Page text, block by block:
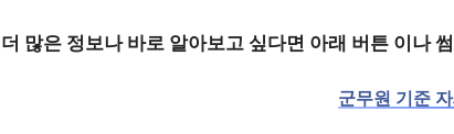
더 많은 정보나 바로 알아보고 싶다면 아래 버튼 이나
군무원 기준